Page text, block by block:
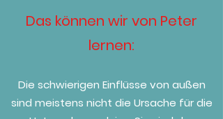
Das können wir von Peter
lernen:
Die schwierigen Einflüsse von außen
sind meistens nicht die Ursache für die